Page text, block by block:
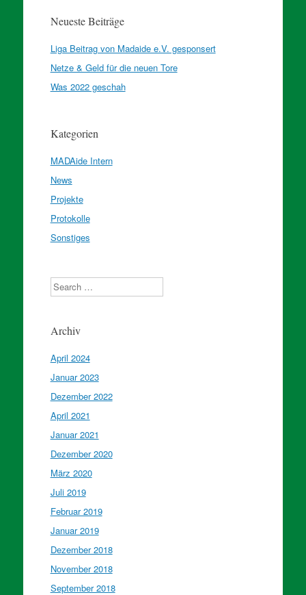
Neueste Beiträge
Liga Beitrag von Madaide e.V. gesponsert
Netze & Geld für die neuen Tore
Was 2022 geschah
Kategorien
MADAide Intern
News
Projekte
Protokolle
Sonstiges
Search
Archiv
April 2024
Januar 2023
Dezember 2022
April 2021
Januar 2021
Dezember 2020
März 2020
Juli 2019
Februar 2019
Januar 2019
Dezember 2018
November 2018
September 2018